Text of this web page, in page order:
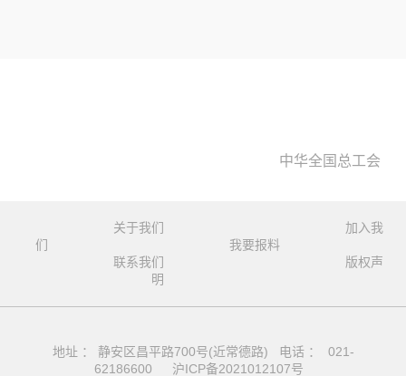
中华全国总工会
关于我们
加入我
们
我要报料
联系我们
版权声
明
地址 ： 静安区昌平路700号(近常德路) 电话 ： 021-
62186600
沪ICP备2021012107号